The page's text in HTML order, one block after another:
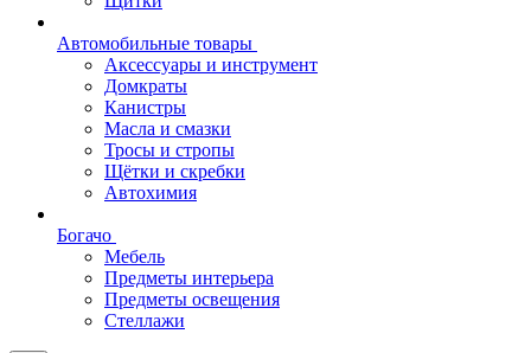
Автомобильные товары
Аксессуары и инструмент
Домкраты
Канистры
Масла и смазки
Тросы и стропы
Щётки и скребки
Автохимия
Богачо
Мебель
Предметы интерьера
Предметы освещения
Стеллажи